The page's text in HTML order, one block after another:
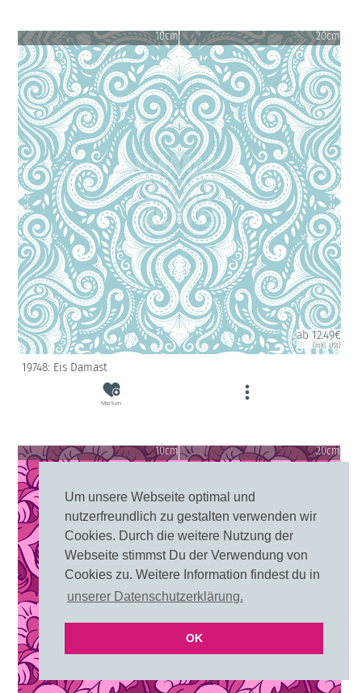
Um unsere Webseite optimal und
nutzerfreundlich zu gestalten verwenden wir
Cookies. Durch die weitere Nutzung der
Webseite stimmst Du der Verwendung von
Cookies zu. Weitere Information findest du in
unserer Datenschutzerklärung.
OK
10cm 20cm
ab 12.49€
(inkl. USt)
19748: Eis Damast
Merken
10cm 20cm